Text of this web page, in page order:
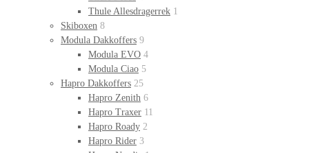
Thule Allesdragerrek 1
Skiboxen 8
Modula Dakkoffers 9
Modula EVO 4
Modula Ciao 5
Hapro Dakkoffers 25
Hapro Zenith 6
Hapro Traxer 11
Hapro Roady 2
Hapro Rider 3